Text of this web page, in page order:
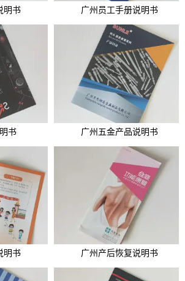
明书 广州员工手册说明书
书 广州五金产品说明书
明书 广州产后恢复说明书